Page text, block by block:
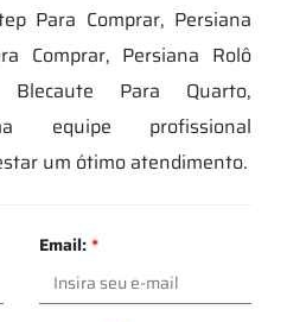
Para Comprar, Persiana
Comprar, Persiana Rolô
Para Quarto,
equipe profissional
um ótimo atendimento.
Email:*